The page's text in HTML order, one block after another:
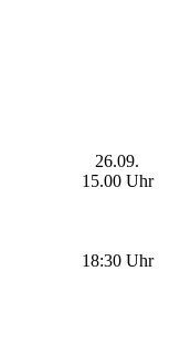
26.09.
15.00 Uhr
18:30 Uhr